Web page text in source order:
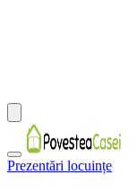
Prezentări locuințe